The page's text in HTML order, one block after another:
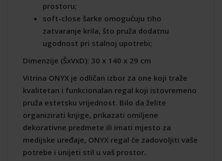
prostoru;
soft-close šarke omogućuju tiho
zatvaranje krila, što pruža dodatnu
ugodnost pri stalnoj upotrebi;
Dimenzije (ŠxVxD): 30 x 140 x 29 cm
Vitrina ONYX je odličan izbor za one koji traže
kvalitetan i funkcionalan regal koji istovremeno
pruža estetsku vrijednost. Bilo da želite
organizirati knjige, prikazati omiljene
dekorativne predmete ili imati mjesto za
medijske uređaje, ONYX regal će zadovoljiti vaše
potrebe i unijeti stil u vaš prostor.